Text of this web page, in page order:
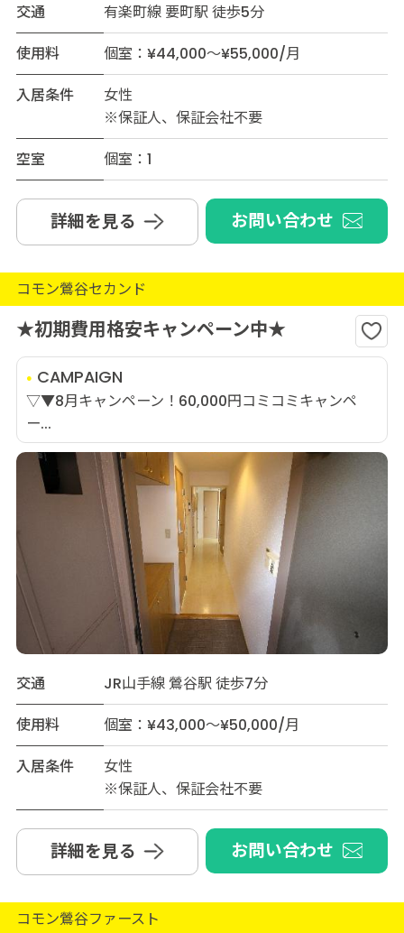
交通
有楽町線 要町駅 徒歩5分
使用料
個室：¥44,000～¥55,000/月
入居条件
女性
※保証人、保証会社不要
空室
個室：1
詳細を見る お問い合わせ
コモン鶯谷セカンド
★初期費用格安キャンペーン中★
CAMPAIGN
▽▼8月キャンペーン！60,000円コミコミキャンペ
ー...
交通
JR山手線 鶯谷駅 徒歩7分
使用料
個室：¥43,000～¥50,000/月
入居条件
女性
※保証人、保証会社不要
詳細を見る お問い合わせ
コモン鶯谷ファースト